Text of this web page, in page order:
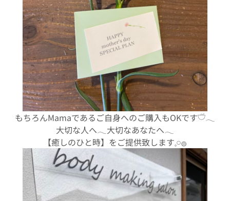
もちろんMamaであるご自身へのご購入もOKです𓎩𓂃
大切な人へ𓂃大切なあなたへ𓂃
【癒しのひと時】をご提供致します𓈒𓏸𓐍